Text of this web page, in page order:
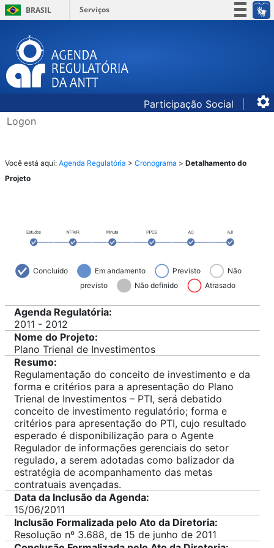
BRASIL
Serviços
Canais
Participação Social
Logon
​​​​​​Você está aqui: ​​​ Agenda Regulatória ​ > Cronograma ​ > Detalhamento do
Projeto
Concluído Em andamento Previsto
Não
previsto
Não definido Atrasado
Agenda Regulatória:
2011 - 2012
Nome do Projeto:
Plano Trienal de Investimentos
Resumo:
Regulamentação do conceito de investimento e da
forma e critérios para a apresentação do Plano
Trienal de Investimentos – PTI, será debatido
conceito de investimento regulatório; forma e
critérios para apresentação do PTI, cujo resultado
esperado é disponibilização para o Agente
Regulador de informações gerenciais do setor
regulado, a serem adotadas como balizador da
estratégia de acompanhamento das metas
contratuais avençadas.
Data da Inclusão da Agenda:
15/06/2011
Inclusão Formalizada pelo Ato da Diretoria:
Resolução nº 3.688, de 15 de junho de 2011